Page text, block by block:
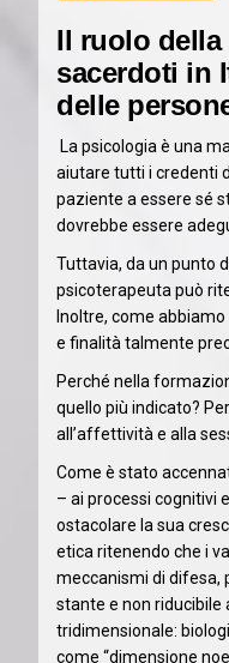
Il ruolo
sacerdoti in
delle
La psicologia è una
aiutare tutti i credenti
paziente a essere sé
dovrebbe essere
Tuttavia, da un punto
psicoterapeuta può
Inoltre, come
e finalità talmente
Perché nella
quello più indicato?
all’affettività e alla
Come è stato
– ai processi cognitivi
ostacolare la sua
etica ritenendo che i
meccanismi di difesa,
stante e non riducibile
tridimensionale:
come “dimensione